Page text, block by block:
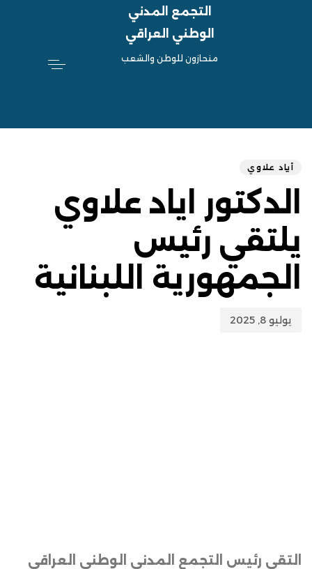
التجمع المدني
الوطني العراقي
منحازون للوطن والشعب
أياد علاوي
الدكتور اياد علاوي
يلتقي رئيس
الجمهورية اللبنانية
يوليو 8, 2025
التقى رئيس التجمع المدني الوطني العراقي